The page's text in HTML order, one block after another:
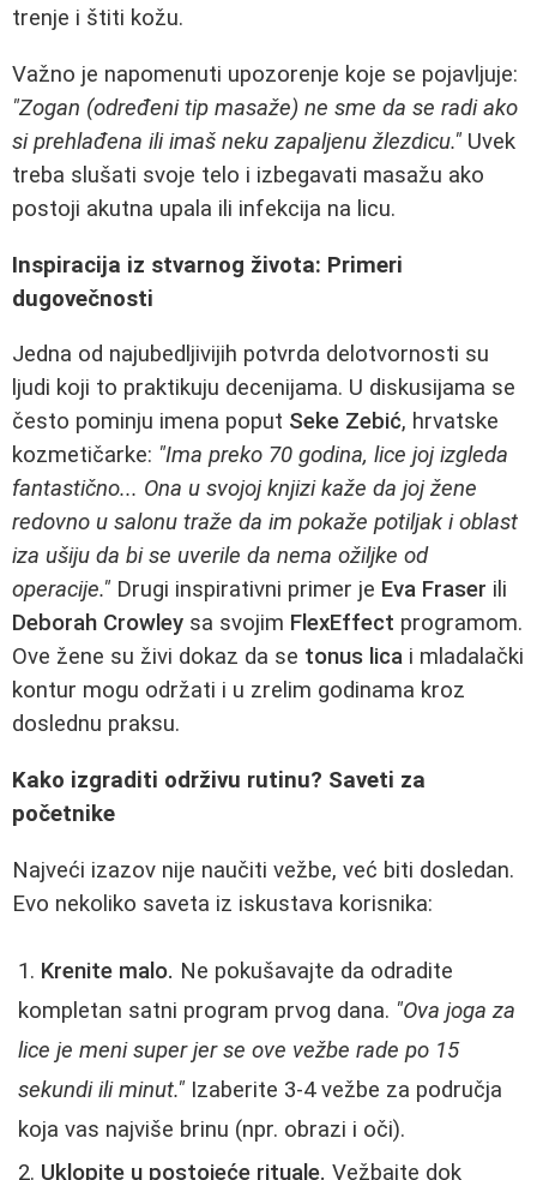
trenje i štiti kožu.
Važno je napomenuti upozorenje koje se pojavljuje:
"Zogan (određeni tip masaže) ne sme da se radi ako
si prehlađena ili imaš neku zapaljenu žlezdicu." Uvek
treba slušati svoje telo i izbegavati masažu ako
postoji akutna upala ili infekcija na licu.
Inspiracija iz stvarnog života: Primeri
dugovečnosti
Jedna od najubedljivijih potvrda delotvornosti su
ljudi koji to praktikuju decenijama. U diskusijama se
često pominju imena poput Seke Zebić, hrvatske
kozmetičarke: "Ima preko 70 godina, lice joj izgleda
fantastično... Ona u svojoj knjizi kaže da joj žene
redovno u salonu traže da im pokaže potiljak i oblast
iza ušiju da bi se uverile da nema ožiljke od
operacije." Drugi inspirativni primer je Eva Fraser ili
Deborah Crowley sa svojim FlexEffect programom.
Ove žene su živi dokaz da se tonus lica i mladalački
kontur mogu održati i u zrelim godinama kroz
doslednu praksu.
Kako izgraditi održivu rutinu? Saveti za
početnike
Najveći izazov nije naučiti vežbe, već biti dosledan.
Evo nekoliko saveta iz iskustava korisnika:
Krenite malo. Ne pokušavajte da odradite
kompletan satni program prvog dana. "Ova joga za
lice je meni super jer se ove vežbe rade po 15
sekundi ili minut." Izaberite 3-4 vežbe za područja
koja vas najviše brinu (npr. obrazi i oči).
Uklopite u postojeće rituale. Vežbajte dok